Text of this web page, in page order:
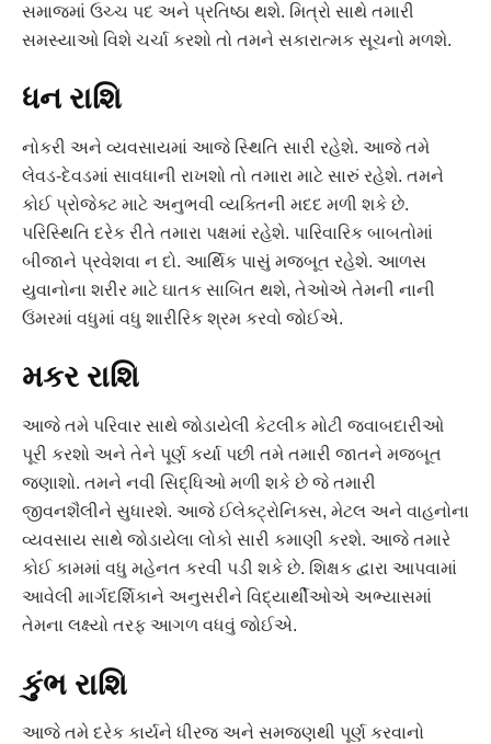
સમાજમાં ઉચ્ચ પદ અને પ્રતિષ્ઠા થશે. મિત્રો સાથે તમારી
સમસ્યાઓ વિશે ચર્ચા કરશો તો તમને સકારાત્મક સૂચનો મળશે.
ધન રાશિ
નોકરી અને વ્યવસાયમાં આજે સ્થિતિ સારી રહેશે. આજે તમે
લેવડ-દેવડમાં સાવધાની રાખશો તો તમારા માટે સારું રહેશે. તમને
કોઈ પ્રોજેક્ટ માટે અનુભવી વ્યક્તિની મદદ મળી શકે છે.
પરિસ્થિતિ દરેક રીતે તમારા પક્ષમાં રહેશે. પારિવારિક બાબતોમાં
બીજાને પ્રવેશવા ન દો. આર્થિક પાસું મજબૂત રહેશે. આળસ
યુવાનોના શરીર માટે ઘાતક સાબિત થશે, તેઓએ તેમની નાની
ઉંમરમાં વધુમાં વધુ શારીરિક શ્રમ કરવો જોઈએ.
મકર રાશિ
આજે તમે પરિવાર સાથે જોડાયેલી કેટલીક મોટી જવાબદારીઓ
પૂરી કરશો અને તેને પૂર્ણ કર્યા પછી તમે તમારી જાતને મજબૂત
જણાશો. તમને નવી સિદ્ધિઓ મળી શકે છે જે તમારી
જીવનશૈલીને સુધારશે. આજે ઈલેક્ટ્રોનિક્સ, મેટલ અને વાહનોના
વ્યવસાય સાથે જોડાયેલા લોકો સારી કમાણી કરશે. આજે તમારે
કોઈ કામમાં વધુ મહેનત કરવી પડી શકે છે. શિક્ષક દ્વારા આપવામાં
આવેલી માર્ગદર્શિકાને અનુસરીને વિદ્યાર્થીઓએ અભ્યાસમાં
તેમના લક્ષ્યો તરફ આગળ વધવું જોઈએ.
કુંભ રાશિ
આજે તમે દરેક કાર્યને ધીરજ અને સમજણથી પૂર્ણ કરવાનો